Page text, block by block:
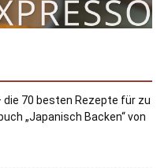
die 70 besten Rezepte für zu
„Japanisch Backen“ von